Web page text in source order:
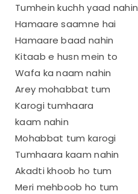
Tumhein kuchh yaad nahin
Hamaare saamne hai
Hamaare baad nahin
Kitaab e husn mein to
Wafa ka naam nahin
Arey mohabbat tum
Karogi tumhaara
kaam nahin
Mohabbat tum karogi
Tumhaara kaam nahin
Akadti khoob ho tum
Meri mehboob ho tum